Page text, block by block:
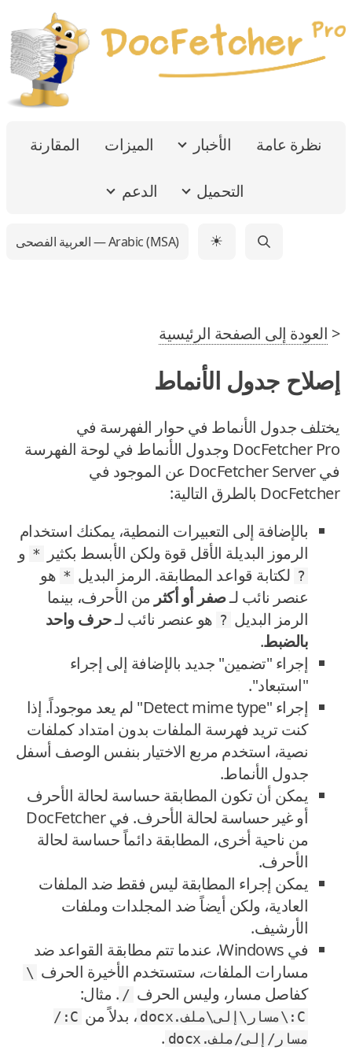
نظرة عامة الأخبار الميزات المقارنة
التحميل الدعم
☀ العربية الفصحى — Arabic (MSA)
< العودة إلى الصفحة الرئيسية
إصلاح جدول الأنماط
يختلف جدول الأنماط في حوار الفهرسة في
DocFetcher Pro وجدول الأنماط في لوحة الفهرسة
في DocFetcher Server عن الموجود في
DocFetcher بالطرق التالية:
بالإضافة إلى التعبيرات النمطية، يمكنك استخدام
الرموز البديلة الأقل قوة ولكن الأبسط بكثير
* و
? لكتابة قواعد المطابقة. الرمز البديل * هو
عنصر نائب لـصفر أو أكثر من الأحرف، بينما
الرمز البديل ? هو عنصر نائب لـحرف واحد
بالضبط.
إجراء "تضمين" جديد بالإضافة إلى إجراء
"استبعاد".
إجراء "Detect mime type" لم يعد موجوداً. إذا
كنت تريد فهرسة الملفات بدون امتداد كملفات
نصية، استخدم مربع الاختيار بنفس الوصف أسفل
جدول الأنماط.
يمكن أن تكون المطابقة حساسة لحالة الأحرف
أو غير حساسة لحالة الأحرف. في DocFetcher
من ناحية أخرى، المطابقة دائماً حساسة لحالة
الأحرف.
يمكن إجراء المطابقة ليس فقط ضد الملفات
العادية، ولكن أيضاً ضد المجلدات وملفات
الأرشيف.
في Windows، عندما تتم مطابقة القواعد ضد
مسارات الملفات، ستستخدم الأخيرة الحرف \
كفاصل مسار، وليس الحرف / . مثال:
C:\مسار\إلى\ملف.docx ، بدلاً من
C:/
مسار/إلى/ملف.docx
.